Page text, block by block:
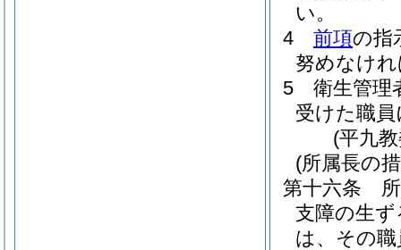
い。
4
前項の指
努めなけ
5
衛生管理
受けた職
(平九
(所属長の
第十六条
支障の生
は、その